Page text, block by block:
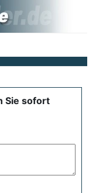
Sie sofort